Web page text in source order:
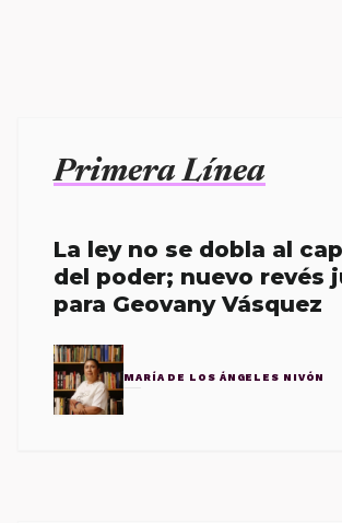
Primera Línea
La ley no se dobla al
del poder; nuevo revés
para Geovany Vásquez
MARÍA DE LOS ÁNGELES NIVÓN